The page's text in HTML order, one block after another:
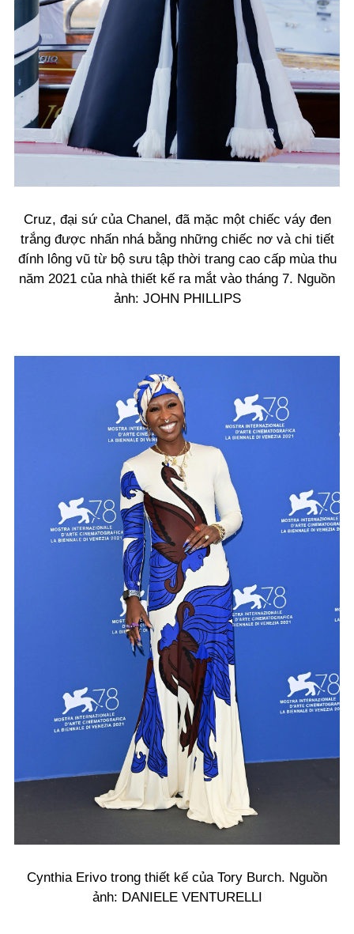
Cruz, đại sứ của Chanel, đã mặc một chiếc váy đen
trắng được nhấn nhá bằng những chiếc nơ và chi tiết
đính lông vũ từ bộ sưu tập thời trang cao cấp mùa thu
năm 2021 của nhà thiết kế ra mắt vào tháng 7. Nguồn
ảnh: JOHN PHILLIPS
Cynthia Erivo trong thiết kế của Tory Burch. Nguồn
ảnh: DANIELE VENTURELLI